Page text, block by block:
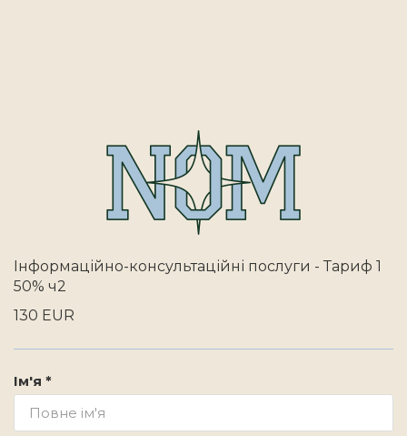
Інформаційно-консультаційні послуги - Тариф 1
50% ч2
130 EUR
Ім'я *